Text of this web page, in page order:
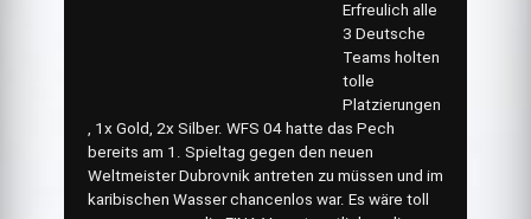
Erfreulich alle
3 Deutsche
Teams holten
tolle
Platzierungen
, 1x Gold, 2x Silber. WFS 04 hatte das Pech
bereits am 1. Spieltag gegen den neuen
Weltmeister Dubrovnik antreten zu müssen und im
karibischen Wasser chancenlos war. Es wäre toll